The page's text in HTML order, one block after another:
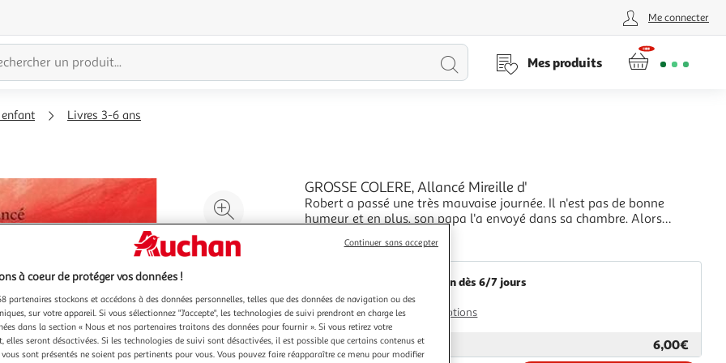
Me connecter
Lancer
Mes produits
Livres 3-6 ans
Agrandir
l'illustration
à
Réduire
à
100
%
Partager
le
produit
GROSSE COLERE, Allancé Mireille d'
Robert a passé une très mauvaise journée. Il n'est pas de bonne
humeur et en plus, son papa l'a envoyé dans sa chambre. Alors
peut faire de gros, gros dégâts... si on ne l'arrête pas à temps.Auteur :
Allancé Mireille d'Editeur : ECOLE
En savoir +
Vendu parGpasPlus
Livraison dès 6/7 jours
3,00€
Plus d'options
Vendu parGpasPlus 6,00€
à coeur de protéger vos données !
partenaires stockons et accédons à des données personnelles, telles que des données de navigation ou des
sur votre appareil. Si vous sélectionnez "J'accepte", les technologies de suivi prendront en charge les
dans la section « Nous et nos partenaires traitons des données pour fournir ». Si vous retirez votre
elles seront désactivées. Si les technologies de suivi sont désactivées, il est possible que certains contenus et
sont présentés ne soient pas pertinents pour vous. Vous pouvez faire réapparaître ce menu pour modifier
Continuer sans accepter